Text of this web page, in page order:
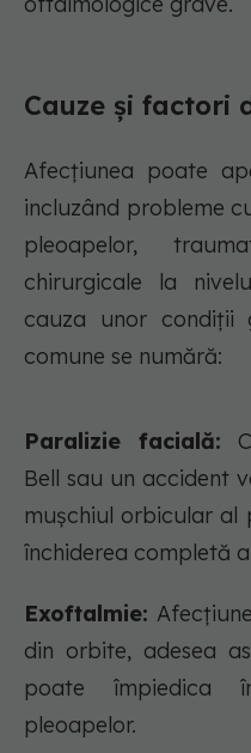
Cauze și factori
Afecțiunea poate
incluzând probleme
pleoapelor,
chirurgicale la
cauza unor condiții
comune se numără:
Paralizie facială:
Bell sau un accident
mușchiul orbicular al
închiderea completă
Exoftalmie:
din orbite, adesea
poate împiedica
pleoapelor.